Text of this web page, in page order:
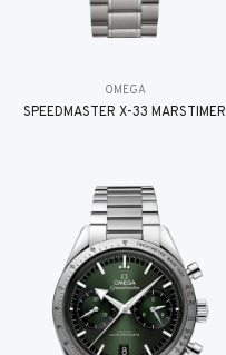
OMEGA
SPEEDMASTER X-33 MARSTIMER